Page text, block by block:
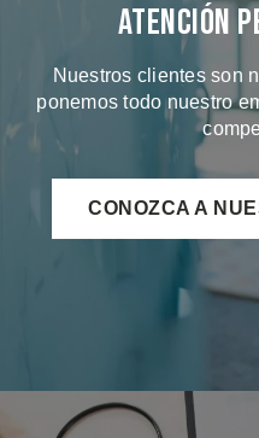
Atención
Nuestros clientes son
ponemos todo nuestro
CONOZCA A